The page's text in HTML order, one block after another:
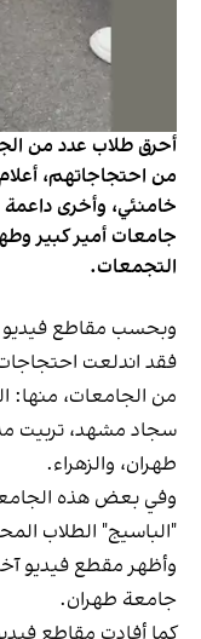
أحرق طلاب عدد من
من احتجاجاتهم،
خامنئي، وأخرى
جامعات أمير كبير
التجمعات.
وبحسب مقاطع فيديو
من الجامعات، منها:
سجاد مشهد، تربيت
طهران، والزهراء.
وفي بعض هذه
"الباسيج" الطلاب
وأظهر مقطع فيديو
جامعة طهران.